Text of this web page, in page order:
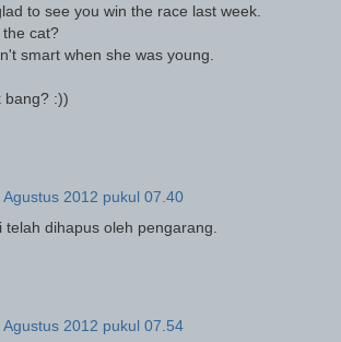
to see you win the race last week.
cat?
smart when she was young.
bang? :))
Agustus 2012 pukul 07.40
telah dihapus oleh pengarang.
Agustus 2012 pukul 07.54